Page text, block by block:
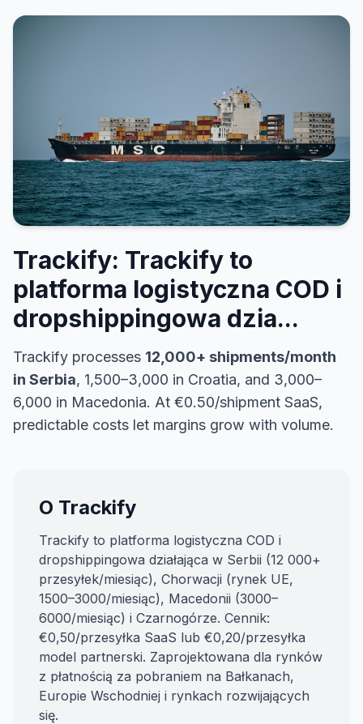
Trackify: Trackify to
platforma logistyczna COD i
dropshippingowa dzia...
Trackify processes 12,000+ shipments/month
in Serbia, 1,500–3,000 in Croatia, and 3,000–
6,000 in Macedonia. At €0.50/shipment SaaS,
predictable costs let margins grow with volume.
O Trackify
Trackify to platforma logistyczna COD i
dropshippingowa działająca w Serbii (12 000+
przesyłek/miesiąc), Chorwacji (rynek UE,
1500–3000/miesiąc), Macedonii (3000–
6000/miesiąc) i Czarnogórze. Cennik:
€0,50/przesyłka SaaS lub €0,20/przesyłka
model partnerski. Zaprojektowana dla rynków
z płatnością za pobraniem na Bałkanach,
Europie Wschodniej i rynkach rozwijających
się.